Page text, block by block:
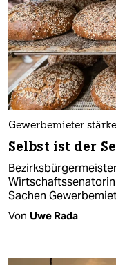
Gewerbemieter
Selbst ist der
Sachen
Von Uwe Rada